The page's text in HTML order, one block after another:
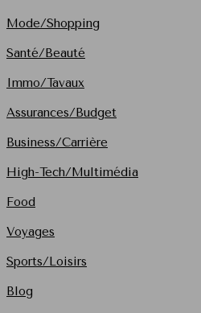
Mode/Shopping
Santé/Beauté
Immo/Tavaux
Assurances/Budget
Business/Carrière
High-Tech/Multimédia
Food
Voyages
Sports/Loisirs
Blog